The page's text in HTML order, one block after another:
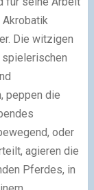
Die witzigen
spielerischen
peppen die
oder
agieren die
Pferdes, in